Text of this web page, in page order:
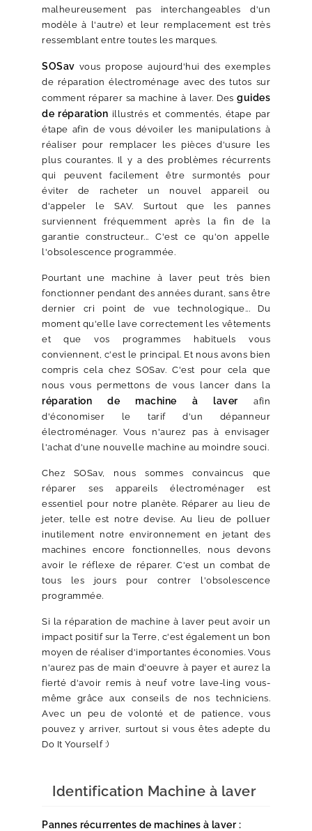
malheureusement pas interchangeables d'un
modèle à l'autre) et leur remplacement est très
ressemblant entre toutes les marques.
SOSav vous propose aujourd'hui des exemples
de réparation électroménage avec des tutos sur
comment réparer sa machine à laver. Des guides
de réparation illustrés et commentés, étape par
étape afin de vous dévoiler les manipulations à
réaliser pour remplacer les pièces d'usure les
plus courantes. Il y a des problèmes récurrents
qui peuvent facilement être surmontés pour
éviter de racheter un nouvel appareil ou
d'appeler le SAV. Surtout que les pannes
surviennent fréquemment après la fin de la
garantie constructeur... C'est ce qu'on appelle
l'obsolescence programmée.
Pourtant une machine à laver peut très bien
fonctionner pendant des années durant, sans être
dernier cri point de vue technologique... Du
moment qu'elle lave correctement les vêtements
et que vos programmes habituels vous
conviennent, c'est le principal. Et nous avons bien
compris cela chez SOSav. C'est pour cela que
nous vous permettons de vous lancer dans la
réparation de machine à laver afin
d'économiser le tarif d'un dépanneur
électroménager. Vous n'aurez pas à envisager
l'achat d'une nouvelle machine au moindre souci.
Chez SOSav, nous sommes convaincus que
réparer ses appareils électroménager est
essentiel pour notre planète. Réparer au lieu de
jeter, telle est notre devise. Au lieu de polluer
inutilement notre environnement en jetant des
machines encore fonctionnelles, nous devons
avoir le réflexe de réparer. C'est un combat de
tous les jours pour contrer l'obsolescence
programmée.
Si la réparation de machine à laver peut avoir un
impact positif sur la Terre, c'est également un bon
moyen de réaliser d'importantes économies. Vous
n'aurez pas de main d'oeuvre à payer et aurez la
fierté d'avoir remis à neuf votre lave-ling vous-
même grâce aux conseils de nos techniciens.
Avec un peu de volonté et de patience, vous
pouvez y arriver, surtout si vous êtes adepte du
Do It Yourself :)
Identification Machine à laver
Pannes récurrentes de machines à laver :